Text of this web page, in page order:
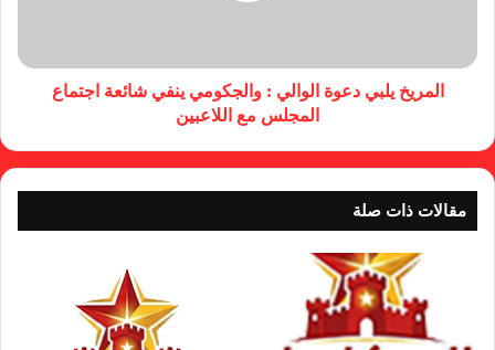
المريخ يلبي دعوة الوالي : والجكومي ينفي شائعة اجتماع
المجلس مع اللاعبين
مقالات ذات صلة